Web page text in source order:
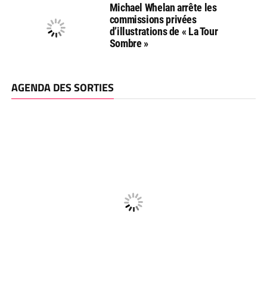
Michael Whelan arrête les
commissions privées
d’illustrations de « La Tour
Sombre »
AGENDA DES SORTIES